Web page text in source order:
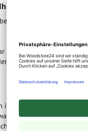
WPC Sichtschutz
auf die
einfach (
(
Details siehe techn.
Angebot.
können: Ob PayPal
Ihren individuellen